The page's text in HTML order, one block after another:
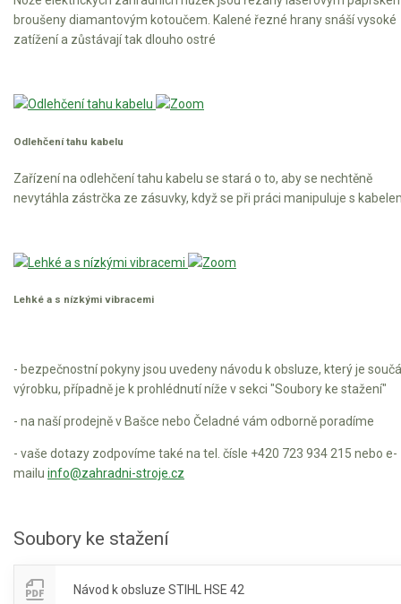
Elektrické tříkolky pro seniory
Náhradní díly pro motorové pily
Řetězové pily
Náhradní díly pro křovinořezy
broušeny diamantovým kotoučem. Kalené řezné hrany snáší vysoké
zatížení a zůstávají tak dlouho ostré
Odlehčení tahu kabelu
Zařízení na odlehčení tahu kabelu se stará o to, aby se nechtěně
nevytáhla zástrčka ze zásuvky, když se při práci manipuluje s
Lehké a s nízkými vibracemi
- bezpečnostní pokyny jsou uvedeny návodu k obsluze, který je
výrobku, případně je k prohlédnutí níže v sekci "Soubory ke stažení"
- na naší prodejně v Bašce nebo Čeladné vám odborně poradíme
- vaše dotazy zodpovíme také na tel. čísle +420 723 934 215 nebo e-
mailu info@zahradni-stroje.cz
Soubory ke stažení
Návod k obsluze STIHL HSE 42